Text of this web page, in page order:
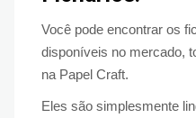
Você pode encontrar os
disponíveis no mercado,
na Papel Craft.
Eles são simplesmente